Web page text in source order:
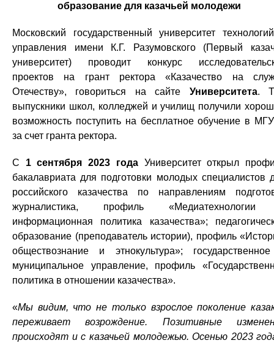
образование для казачьей молодежи
Московский государственный университет
управления имени К.Г. Разумовского (Первый
университет) проводит конкурс
проектов на грант ректора «Казачество на
Отечеству», говориться на сайте Университета.
выпускники школ, колледжей и училищ получили
возможность поступить на бесплатное обучение в
за счет гранта ректора.
С 1 сентября 2023 годаУниверситет открыл
бакалавриата для подготовки молодых специалистов
российского казачества по направлениям
журналистика, профиль
информационная политика казачества»;
образование (преподаватель истории), профиль
обществознание и этнокультура»;
муниципальное управление, профиль
политика в отношении казачества».
«Мы видим, что не только взрослое поколение
переживает возрождение. Позитивные
происходят и с казачьей молодежью. Осенью 2023